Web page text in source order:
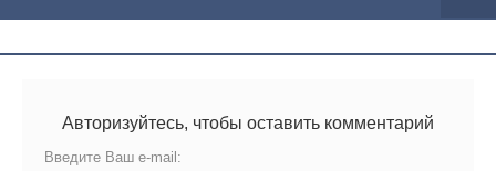
Авторизуйтесь, чтобы оставить комментарий
Введите Ваш e-mail: